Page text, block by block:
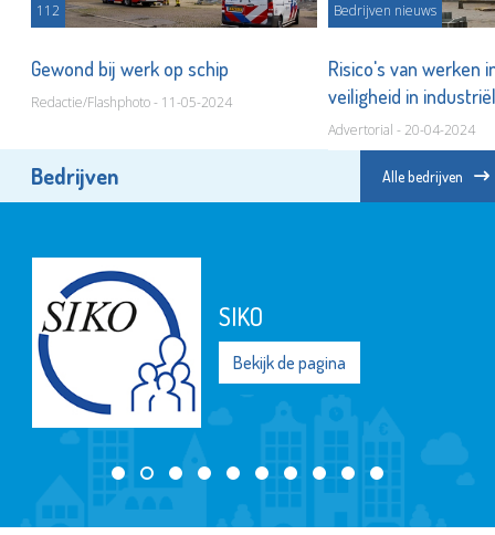
112
Gewond bij werk op schip
Redactie/Flashphoto - 11-05-2024
Bedrijven nieuws
Risico's van werken
veiligheid in
Advertorial - 20-04-2024
Bedrijven Alle bedrijven
SIKO
Bekijk de pagina